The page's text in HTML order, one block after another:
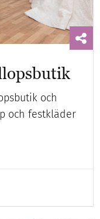
och
och festkläder